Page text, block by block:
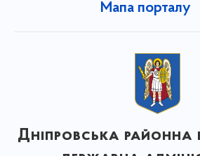
Мапа порталу
Дніпровська районна